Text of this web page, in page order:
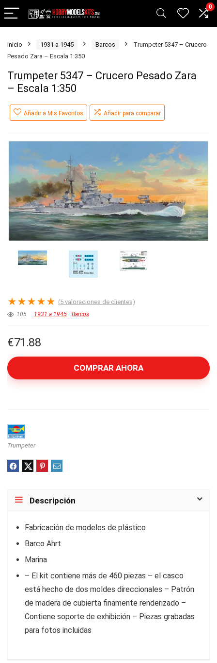
0
Inicio 1931 a 1945 Barcos
Trumpeter 5347 – Crucero
Pesado Zara – Escala 1:350
Trumpeter 5347 – Crucero Pesado Zara
– Escala 1:350
Añadir a Mis Favoritos Añadir para comparar
★★★★★ (5 valoraciones de clientes)
105 1931 a 1945 Barcos
€71.88
COMPRAR AHORA
Trumpeter
Descripción
Fabricación de modelos de plástico
Barco Ahrt
Marina
– El kit contiene más de 460 piezas – el casco
está hecho de dos moldes direccionales – Patrón
de madera de cubierta finamente renderizado –
Contiene soporte de exhibición – Piezas grabadas
para fotos incluidas